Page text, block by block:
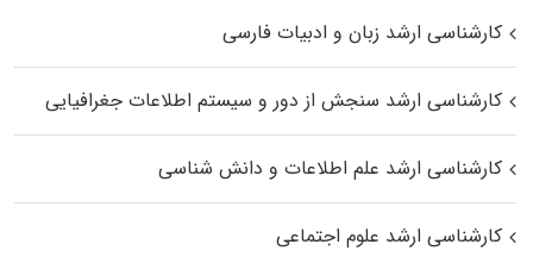
کارشناسی ارشد زبان و ادبیات فارسی
کارشناسی ارشد سنجش از دور و سیستم اطلاعات جغرافیایی
کارشناسی ارشد علم اطلاعات و دانش شناسی
کارشناسی ارشد علوم اجتماعی